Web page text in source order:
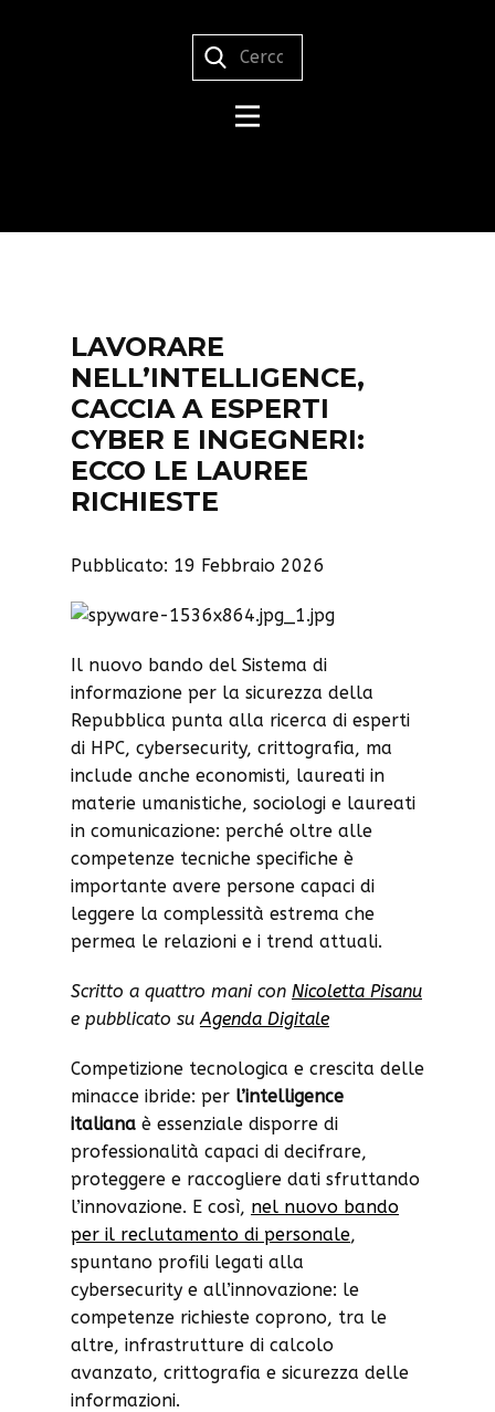
LAVORARE
NELL’INTELLIGENCE,
CACCIA A ESPERTI
CYBER E INGEGNERI:
ECCO LE LAUREE
RICHIESTE
Pubblicato: 19 Febbraio 2026
Il nuovo bando del Sistema di
informazione per la sicurezza della
Repubblica punta alla ricerca di esperti
di HPC, cybersecurity, crittografia, ma
include anche economisti, laureati in
materie umanistiche, sociologi e laureati
in comunicazione: perché oltre alle
competenze tecniche specifiche è
importante avere persone capaci di
leggere la complessità estrema che
permea le relazioni e i trend attuali.
Scritto a quattro mani con Nicoletta Pisanu
e pubblicato suAgenda Digitale
Competizione tecnologica e crescita delle
minacce ibride: per l’intelligence
italiana è essenziale disporre di
professionalità capaci di decifrare,
proteggere e raccogliere dati sfruttando
l’innovazione. E così, nel nuovo bando
per il reclutamento di personale,
spuntano profili legati alla
cybersecurity e all’innovazione: le
competenze richieste coprono, tra le
altre, infrastrutture di calcolo
avanzato, crittografia e sicurezza delle
informazioni.